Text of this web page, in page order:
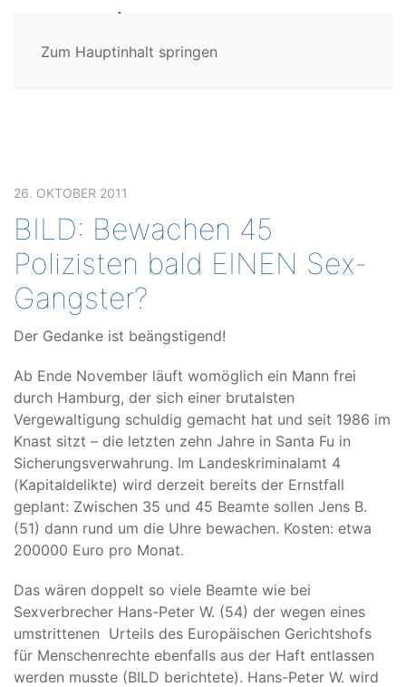
Zum Hauptinhalt springen
26. OKTOBER 2011
BILD: Bewachen 45
Polizisten bald EINEN Sex-
Gangster?
Der Gedanke ist beängstigend!
Ab Ende November läuft womöglich ein Mann frei
durch Hamburg, der sich einer brutalsten
Vergewaltigung schuldig gemacht hat und seit 1986 im
Knast sitzt – die letzten zehn Jahre in Santa Fu in
Sicherungsverwahrung. Im Landeskriminalamt 4
(Kapitaldelikte) wird derzeit bereits der Ernstfall
geplant: Zwischen 35 und 45 Beamte sollen Jens B.
(51) dann rund um die Uhre bewachen. Kosten: etwa
200000 Euro pro Monat.
Das wären doppelt so viele Beamte wie bei
Sexverbrecher Hans-Peter W. (54) der wegen eines
umstrittenen Urteils des Europäischen Gerichtshofs
für Menschenrechte ebenfalls aus der Haft entlassen
werden musste (BILD berichtete). Hans-Peter W. wird